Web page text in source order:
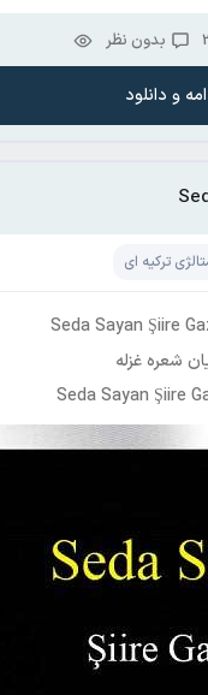
بدون نظر
و دانلود
ترکیه ای
شعره غزله
Seda Sayan Şiire